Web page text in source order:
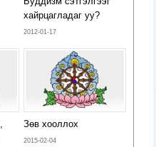
хайрцагладаг уу?
2012-01-17
Зөв хооллох
2015-02-04